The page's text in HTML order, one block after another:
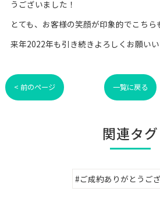
うございました！
とても、お客様の笑顔が印象的でこちら
来年2022年も引き続きよろしくお願いい
< 前のページ 一覧に戻る
関連タグ
#ご成約ありがとうご